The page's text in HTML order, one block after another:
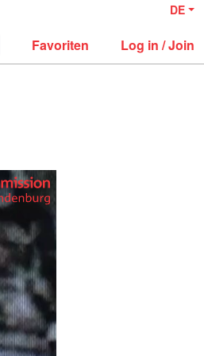
DE
Favoriten Log in / Join